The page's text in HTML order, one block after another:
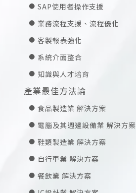
SAP使用者操作支援
業務流程支援、流程優化
客製報表強化
系統介面整合
知識與人才培育
產業最佳方法論
食品製造業 解決方案
電腦及其週邊設備業 解決方案
鞋類製造業 解決方案
自行車業 解決方案
餐飲業 解決方案